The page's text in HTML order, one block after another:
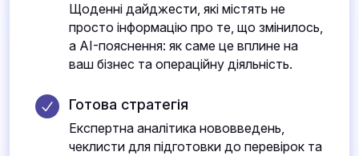
Щоденні дайджести, які містять не
просто інформацію про те, що змінилось,
а AI-пояснення: як саме це вплине на
ваш бізнес та операційну діяльність.
Готова стратегія
Експертна аналітика нововведень,
чеклисти для підготовки до перевірок та